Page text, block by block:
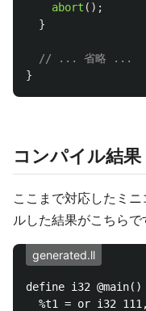
abort ();
}
// ... 省略 ...
}
コンパイル結果
ここまで対応したミ
ルした結果がこちらで
generated.ll
define i32
%t1 = or i32